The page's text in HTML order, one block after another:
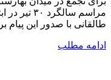
مراسم
طالقانی با صدور این پیام
ادامه مطلب